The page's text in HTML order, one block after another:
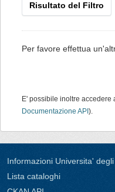
Risultato del Filtro
Per favore effettua
E' possibile inoltre accedere
Documentazione API ).
Informazioni Universita'
Lista cataloghi